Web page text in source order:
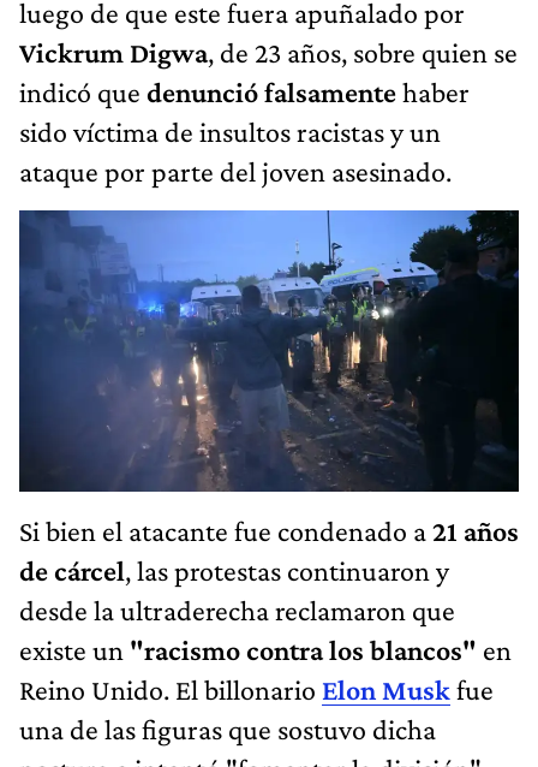
luego de que este fuera apuñalado por
Vickrum Digwa, de 23 años, sobre quien se
indicó que denunció falsamentehaber
sido víctima de insultos racistas y un
ataque por parte del joven asesinado.
Si bien el atacante fue condenado a21 años
de cárcel, las protestas continuaron y
desde la ultraderecha reclamaron que
existe un "racismo contra los blancos" en
Reino Unido. El billonario Elon Musk fue
una de las figuras que sostuvo dicha